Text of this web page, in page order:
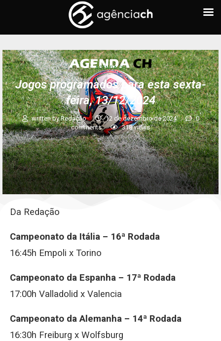
AGENDA CH
Jogos programados para esta sexta-
feira, 13/12/2024
written byRedação 12 de dezembro de 2024
0
comments
318views
Da Redação
Campeonato da Itália – 16ª Rodada
16:45h Empoli x Torino
Campeonato da Espanha – 17ª Rodada
17:00h Valladolid x Valencia
Campeonato da Alemanha – 14ª Rodada
16:30h Freiburg x Wolfsburg